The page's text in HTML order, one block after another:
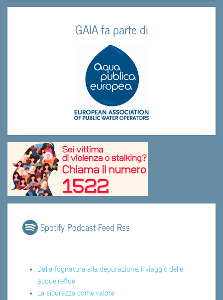
GAIA fa parte di
Spotify Podcast Feed Rss
Dalla fognatura alla depurazione, il viaggio delle
acque reflue
La sicurezza come valore